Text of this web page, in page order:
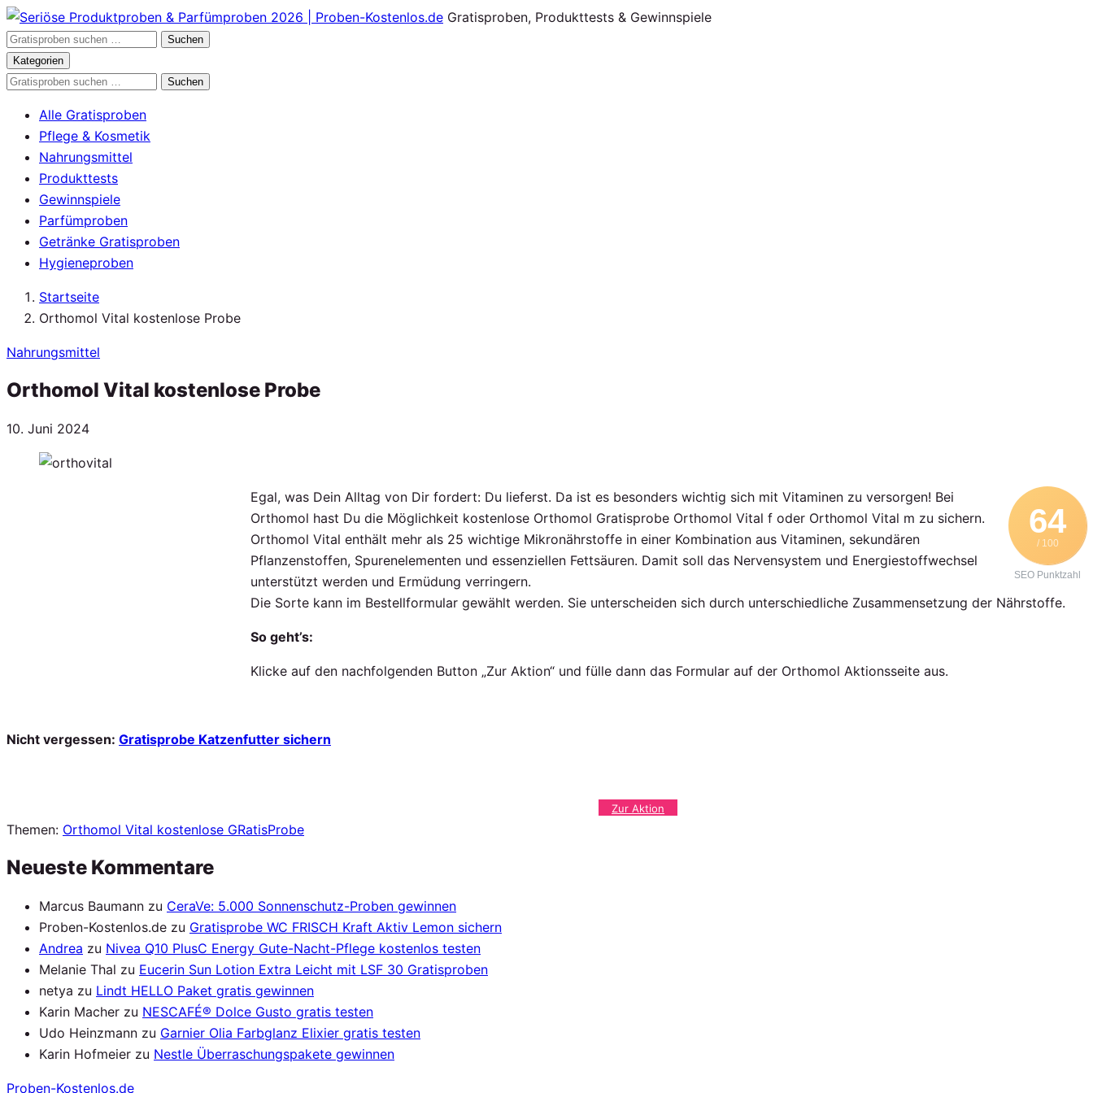
Zum
Inhalt
springen
Gratisproben, Produkttests & Gewinnspiele
Gratisproben
durchsuchen
Suchen
Kategorien
Gratisproben
Suchen
Alle Gratisproben
Pflege & Kosmetik
Nahrungsmittel
Produkttests
Gewinnspiele
Parfümproben
Getränke Gratisproben
Hygieneproben
Startseite
Orthomol Vital kostenlose Probe
Nahrungsmittel
Orthomol Vital kostenlose Probe
Veröffentlicht
10. Juni 2024
64
/ 100
SEO Punktzahl
Egal, was Dein Alltag von Dir fordert: Du lieferst. Da ist es besonders wichtig sich mit Vitaminen zu versorgen! Bei
Orthomol hast Du die Möglichkeit kostenlose Orthomol Gratisprobe Orthomol Vital f oder Orthomol Vital m zu sichern.
Orthomol Vital enthält mehr als 25 wichtige Mikronährstoffe in einer Kombination aus Vitaminen, sekundären
Pflanzenstoffen, Spurenelementen und essenziellen Fettsäuren. Damit soll das Nervensystem und Energiestoffwechsel
unterstützt werden und Ermüdung verringern.
Die Sorte kann im Bestellformular gewählt werden. Sie unterscheiden sich durch unterschiedliche Zusammensetzung der Nährstoffe.
So geht’s:
Klicke auf den nachfolgenden Button „Zur Aktion“ und fülle dann das Formular auf der Orthomol Aktionsseite aus.
Nicht vergessen: Gratisprobe Katzenfutter sichern
Zur Aktion
Themen: Orthomol Vital kostenlose GRatisProbe
Neueste Kommentare
Marcus Baumann zu CeraVe: 5.000 Sonnenschutz-Proben gewinnen
Proben-Kostenlos.de zu Gratisprobe WC FRISCH Kraft Aktiv Lemon sichern
Andrea zu Nivea Q10 PlusC Energy Gute-Nacht-Pflege kostenlos testen
Melanie Thal zu Eucerin Sun Lotion Extra Leicht mit LSF 30 Gratisproben
netya zu Lindt HELLO Paket gratis gewinnen
Karin Macher zu NESCAFÉ® Dolce Gusto gratis testen
Udo Heinzmann zu Garnier Olia Farbglanz Elixier gratis testen
Karin Hofmeier zu Nestle Überraschungspakete gewinnen
Proben-Kostenlos.de